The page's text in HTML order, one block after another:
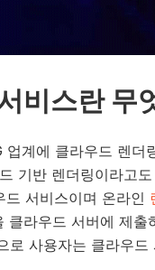
비스란 무
계에 클라우드 렌더
기반 렌더링이라고
서비스이며 온라인
클라우드 서버에 제출
로 사용자는 클라우드